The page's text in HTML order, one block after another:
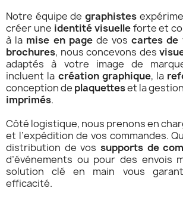
Notre équipe degraphistes
créer une identité visuelleforte et
à la mise en pagede voscartes de
brochures, nous concevons des
adaptés à votre image de
incluent la création graphique, la
conception de plaquetteset la
imprimés.
Côté logistique, nous prenons en
et l’expédition de vos commandes.
distribution de vos supports de
d’événements ou pour des envois
solution clé en main vous
efficacité.